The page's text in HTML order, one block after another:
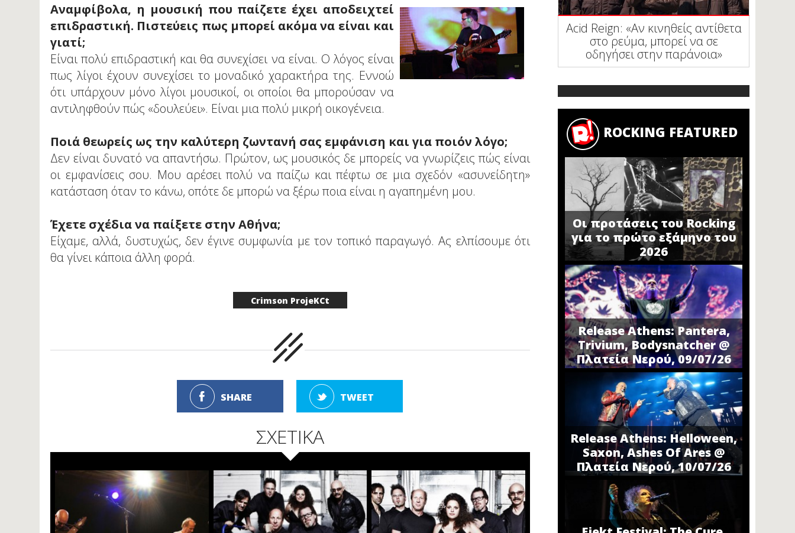
Αναμφίβολα, η μουσική που παίζετε έχει αποδειχτεί
επιδραστική. Πιστεύεις πως μπορεί ακόμα να είναι και
γιατί;
Είναι πολύ επιδραστική και θα συνεχίσει να είναι. Ο λόγος είναι
πως λίγοι έχουν συνεχίσει το μοναδικό χαρακτήρα της. Εννοώ
ότι υπάρχουν μόνο λίγοι μουσικοί, οι οποίοι θα μπορούσαν να
αντιληφθούν πώς «δουλεύει». Είναι μια πολύ μικρή οικογένεια.
Ποιά θεωρείς ως την καλύτερη ζωντανή σας εμφάνιση και για ποιόν λόγο;
Δεν είναι δυνατό να απαντήσω. Πρώτον, ως μουσικός δε μπορείς να γνωρίζεις πώς είναι
οι εμφανίσεις σου. Μου αρέσει πολύ να παίζω και πέφτω σε μια σχεδόν «ασυνείδητη»
κατάσταση όταν το κάνω, οπότε δε μπορώ να ξέρω ποια είναι η αγαπημένη μου.
Έχετε σχέδια να παίξετε στην Αθήνα;
Είχαμε, αλλά, δυστυχώς, δεν έγινε συμφωνία με τον τοπικό παραγωγό. Ας ελπίσουμε ότι
θα γίνει κάποια άλλη φορά.
Crimson ProjeKCt
SHARE TWEET
ΣΧΕΤΙΚΑ
Acid Reign: «Αν κινηθείς αντίθετα
στο ρεύμα, μπορεί να σε
οδηγήσει στην παράνοια»
ROCKING FEATURED
Οι προτάσεις του Rocking
για το πρώτο εξάμηνο του
2026
Release Athens: Pantera,
Trivium, Bodysnatcher @
Πλατεία Νερού, 09/07/26
Release Athens: Helloween,
Saxon, Ashes Of Ares @
Πλατεία Νερού, 10/07/26